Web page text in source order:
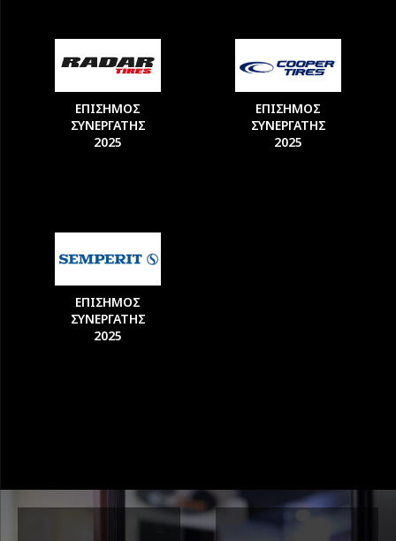
ΕΠΙΣΗΜΟΣ
ΣΥΝΕΡΓΑΤΗΣ
2025
ΕΠΙΣΗΜΟΣ
ΣΥΝΕΡΓΑΤΗΣ
2025
ΕΠΙΣΗΜΟΣ
ΣΥΝΕΡΓΑΤΗΣ
2025